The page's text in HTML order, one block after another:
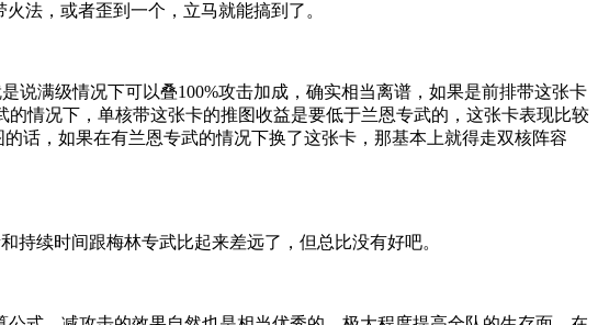
法，或者歪到一个，立马就能搞到了。
说满级情况下可以叠100%攻击加成，确实相当离谱，如果是前排带这张卡
情况下，单核带这张卡的推图收益是要低于兰恩专武的，这张卡表现比较
话，如果在有兰恩专武的情况下换了这张卡，那基本上就得走双核阵容
续时间跟梅林专武比起来差远了，但总比没有好吧。